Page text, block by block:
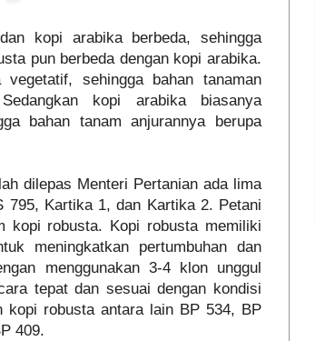
kopi arabika berbeda, sehingga
pun berbeda dengan kopi arabika.
sehingga bahan tanaman
kopi arabika biasanya
bahan tanam anjurannya berupa
dilepas Menteri Pertanian ada lima
795, Kartika 1, dan Kartika 2. Petani
kopi robusta. Kopi robusta memiliki
meningkatkan pertumbuhan dan
menggunakan 3-4 klon unggul
tepat dan sesuai dengan kondisi
kopi robusta antara lain BP 534, BP
409.